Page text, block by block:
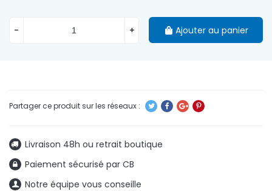
Livraison 48h ou retrait boutique
Paiement sécurisé par CB
Notre équipe vous conseille
- + Ajouter au panier